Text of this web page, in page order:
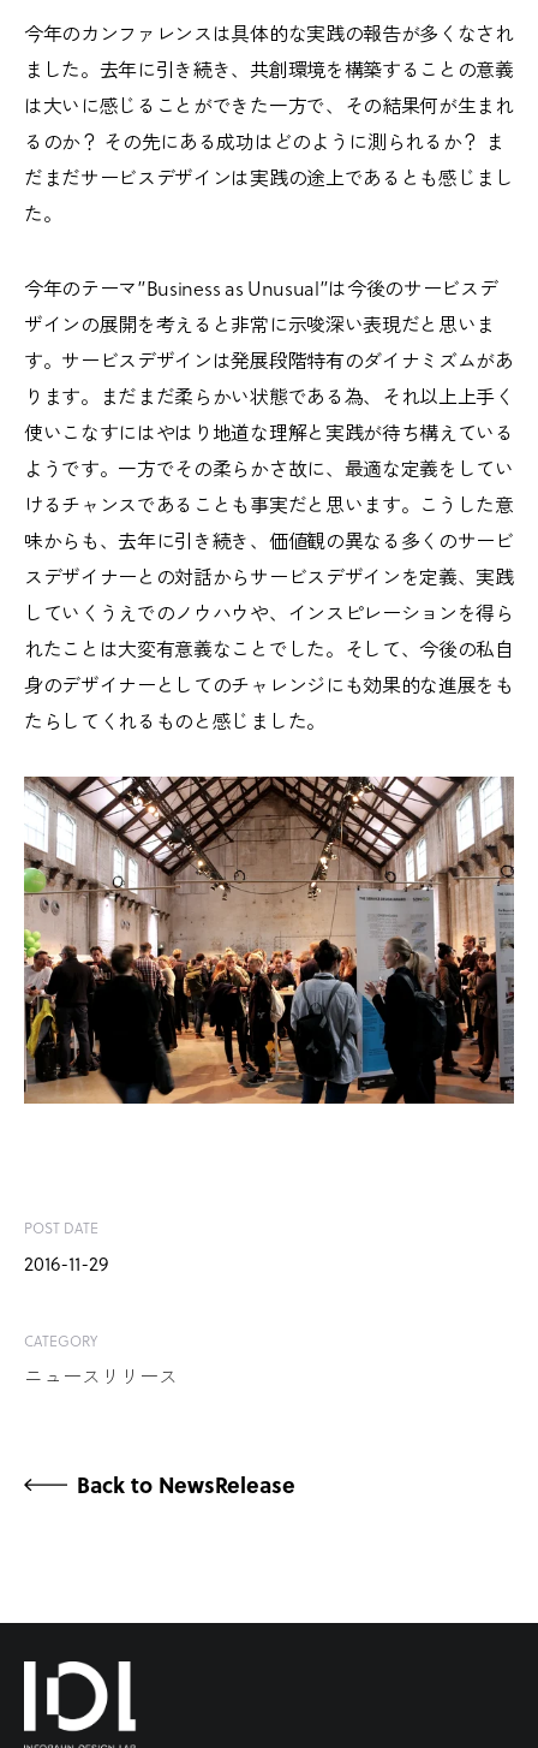
今年のカンファレンスは具体的な実践の報告が多くなされ
ました。去年に引き続き、共創環境を構築することの意義
は大いに感じることができた一方で、その結果何が生まれ
るのか？ その先にある成功はどのように測られるか？ ま
だまだサービスデザインは実践の途上であるとも感じまし
た。
今年のテーマ”Business as Unusual”は今後のサービスデ
ザインの展開を考えると非常に示唆深い表現だと思いま
す。サービスデザインは発展段階特有のダイナミズムがあ
ります。まだまだ柔らかい状態である為、それ以上上手く
使いこなすにはやはり地道な理解と実践が待ち構えている
ようです。一方でその柔らかさ故に、最適な定義をしてい
けるチャンスであることも事実だと思います。こうした意
味からも、去年に引き続き、価値観の異なる多くのサービ
スデザイナーとの対話からサービスデザインを定義、実践
していくうえでのノウハウや、インスピレーションを得ら
れたことは大変有意義なことでした。そして、今後の私自
身のデザイナーとしてのチャレンジにも効果的な進展をも
たらしてくれるものと感じました。
POST DATE
2016-11-29
CATEGORY
ニュースリリース
Back to NewsRelease